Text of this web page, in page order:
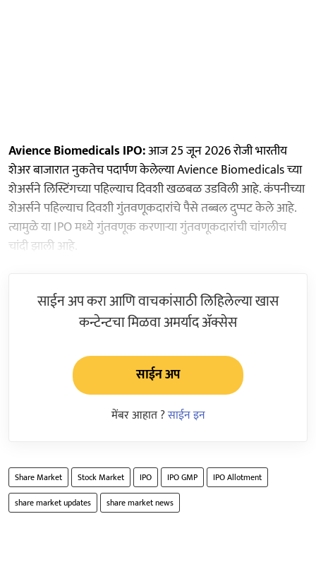
Avience Biomedicals IPO:आज 25 जून 2026 रोजी भारतीय
शेअर बाजारात नुकतेच पदार्पण केलेल्या Avience Biomedicals च्या
शेअर्सने लिस्टिंगच्या पहिल्याच दिवशी खळबळ उडविली आहे. कंपनीच्या
शेअर्सने पहिल्याच दिवशी गुंतवणूकदारांचे पैसे तब्बल दुप्पट केले आहे.
त्यामुळे या IPO मध्ये गुंतवणूक करणाऱ्या गुंतवणूकदारांची चांगलीच
चांदी झाली आहे.
साईन अप करा आणि वाचकांसाठी लिहिलेल्या खास
कन्टेन्टचा मिळवा अमर्याद ॲक्सेस
साईन अप
मेंबर आहात ?साईन इन
Share Market Stock Market IPO IPO GMP
IPO Allotment
share market updates
share market news